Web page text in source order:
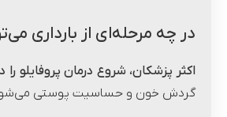
در چه مرحله‌ای از بارداری
اکثر پزشکان، شروع درمان پروفایلو
گردش خون و حساسیت پوستی می‌شود،